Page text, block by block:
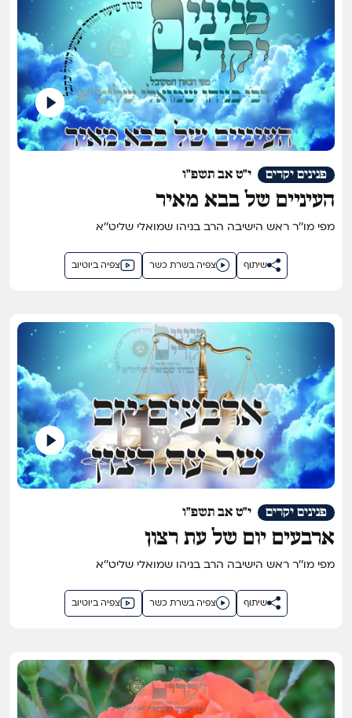
י"ט אב תשפ"ו פנינים יקרים
העיניים של בבא מאיר
מפי מו''ר ראש הישיבה הרב בניהו שמואלי שליט''א
צפיה ביוטיוב צפיה בשרת כשר שיתוף
י"ט אב תשפ"ו פנינים יקרים
ארבעים יום של עת רצון
מפי מו''ר ראש הישיבה הרב בניהו שמואלי שליט''א
צפיה ביוטיוב צפיה בשרת כשר שיתוף